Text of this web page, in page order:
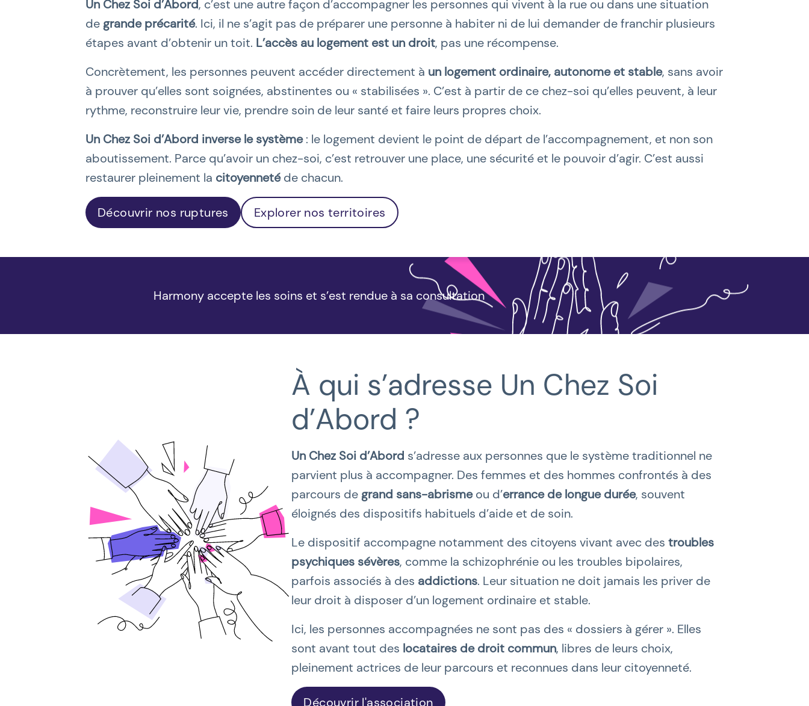
Un Chez Soi d’Abord, c’est une autre façon d’accompagner les personnes qui vivent à la rue ou dans une situation
degrande précarité. Ici, il ne s’agit pas de préparer une personne à habiter ni de lui demander de franchir plusieurs
étapes avant d’obtenir un toit. L’accès au logement est un droit, pas une récompense.
Concrètement, les personnes peuvent accéder directement à un logement ordinaire, autonome et stable, sans avoir
à prouver qu’elles sont soignées, abstinentes ou « stabilisées ». C’est à partir de ce chez-soi qu’elles peuvent, à leur
rythme, reconstruire leur vie, prendre soin de leur santé et faire leurs propres choix.
Un Chez Soi d’Abord inverse le système: le logement devient le point de départ de l’accompagnement, et non son
aboutissement. Parce qu’avoir un chez-soi, c’est retrouver une place, une sécurité et le pouvoir d’agir. C’est aussi
restaurer pleinement la citoyennetéde chacun.
Découvrir nos ruptures Explorer nos territoires
Harmony accepte les soins et s’est rendue à sa consultation
À qui s’adresse Un Chez Soi
d’Abord ?
Un Chez Soi d’Abord s’adresse aux personnes que le système traditionnel ne
parvient plus à accompagner. Des femmes et des hommes confrontés à des
parcours degrand sans-abrismeou d’errance de longue durée, souvent
éloignés des dispositifs habituels d’aide et de soin.
Le dispositif accompagne notamment des citoyens vivant avec destroubles
psychiques sévères, comme la schizophrénie ou les troubles bipolaires,
parfois associés à des addictions. Leur situation ne doit jamais les priver de
leur droit à disposer d’un logement ordinaire et stable.
Ici, les personnes accompagnées ne sont pas des « dossiers à gérer ». Elles
sont avant tout des locataires de droit commun, libres de leurs choix,
pleinement actrices de leur parcours et reconnues dans leur citoyenneté.
Découvrir l'association